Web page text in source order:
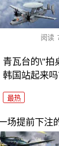
阅读
青瓦台的\"拍
韩国站起来吗
最热
场提前下注